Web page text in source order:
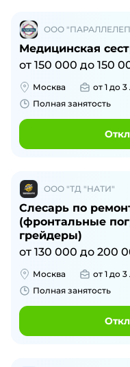
ООО
Медицинская
от 150 000 до 150
Москва от 1 до 3
Полная занятость
ООО "ТД "НАТИ"
Слесарь по
(фронтальные
грейдеры)
от 130 000 до 200
Москва от 1 до 3
Полная занятость